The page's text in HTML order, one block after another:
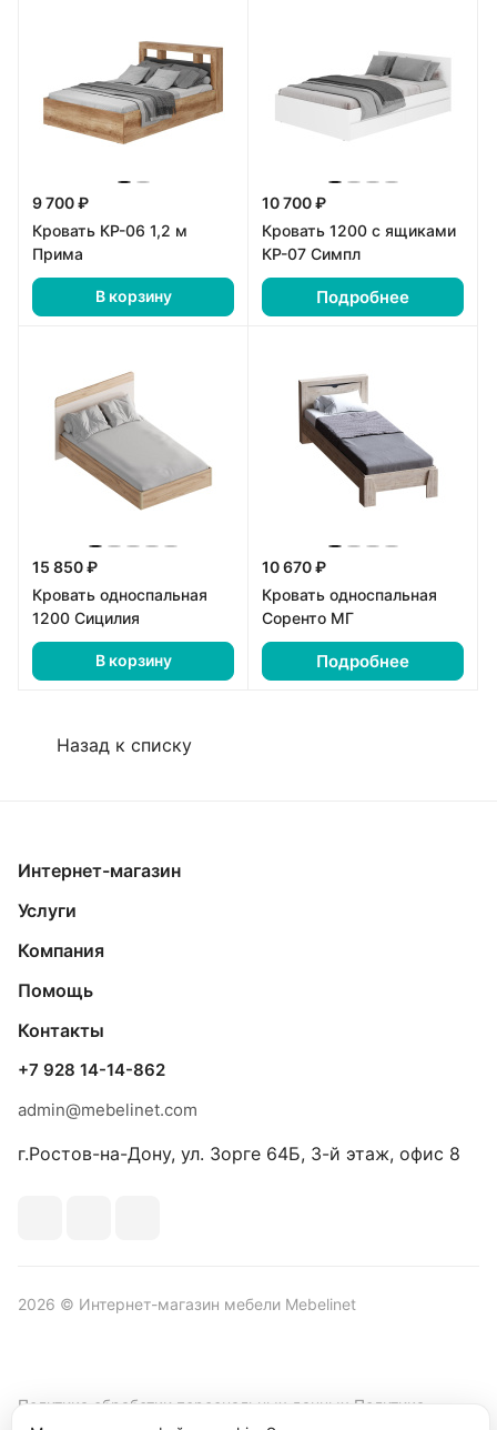
9 700 ₽
Кровать КР-06 1,2 м
Прима
В корзину
10 700 ₽
Кровать 1200 с ящиками
КР-07 Симпл
Подробнее
15 850 ₽
Кровать односпальная
1200 Сицилия
В корзину
10 670 ₽
Кровать односпальная
Соренто МГ
Подробнее
Назад к списку
Интернет-магазин
Услуги
Компания
Помощь
Контакты
+7 928 14-14-862
admin@mebelinet.com
г.Ростов-на-Дону, ул. Зорге 64Б, 3-й этаж, офис 8
2026 © Интернет-магазин мебели Mebelinet
Политика обработки персональных данных Политика